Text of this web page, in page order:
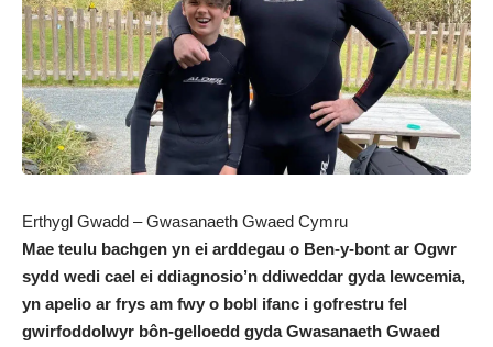
Erthygl Gwadd – Gwasanaeth Gwaed Cymru
Mae teulu bachgen yn ei arddegau o Ben-y-bont ar Ogwr
sydd wedi cael ei ddiagnosio’n ddiweddar gyda lewcemia,
yn apelio ar frys am fwy o bobl ifanc i gofrestru fel
gwirfoddolwyr bôn-gelloedd gyda Gwasanaeth Gwaed